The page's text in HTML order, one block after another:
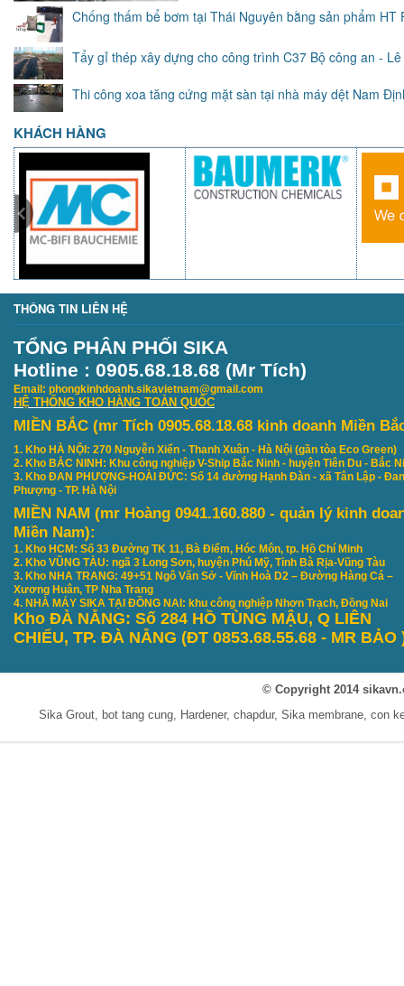
Chống thấm bể bơm tại Thái Nguyên bằng sản phẩm HT
Tẩy gỉ thép xây dựng cho công trình C37 Bộ công an -
Thi công xoa tăng cứng mặt sàn tại nhà máy dệt Nam
KHÁCH HÀNG
THÔNG TIN LIÊN HỆ
TỔNG PHÂN PHỐI SIKA
Hotline : 0905.68.18.68 (Mr Tích)
Email: phongkinhdoanh.sikavietnam@gmail.com
HỆ THỐNG KHO HÀNG TOÀN QUỐC
MIỀN BẮC (mr Tích 0905.68.18.68 kinh doanh Miền
1. Kho HÀ NỘI: 270 Nguyễn Xiển - Thanh Xuân - Hà Nội (gần tòa Eco Green)
2. Kho BẮC NINH: Khu công nghiệp V-Ship Bắc Ninh - huyện Tiên Du - Bắc
3. Kho ĐAN PHƯỢNG-HOÀI ĐỨC: Số 14 đường Hạnh Đàn - xã Tân Lập - Đan
Phượng - TP. Hà Nội
MIỀN NAM (mr Hoàng 0941.160.880 - quản lý kinh
Miền Nam):
1. Kho HCM: Số 33 Đường TK 11, Bà Điểm, Hóc Môn, tp. Hồ Chí Minh
2. Kho VŨNG TÀU: ngã 3 Long Sơn, huyện Phú Mỹ, Tỉnh Bà Rịa-Vũng Tàu
3. Kho NHA TRANG: 49+51 Ngô Văn Sở - Vĩnh Hoà D2 – Đường Hàng Cá –
Xương Huân, TP Nha Trang
4. NHÀ MÁY SIKA TẠI ĐỒNG NAI: khu công nghiệp Nhơn Trạch, Đồng Nai
Kho ĐÀ NẴNG: Số 284 HỒ TÙNG MẬU, Q LIÊN
CHIỂU, TP. ĐÀ NẴNG (ĐT 0853.68.55.68 - MR BẢO
© Copyright 2014
Sika Grout, bot tang cung, Hardener, chapdur, Sika membrane, con